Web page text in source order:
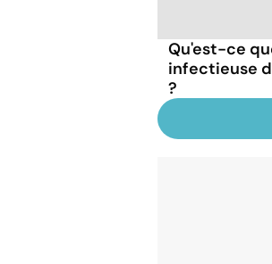
Qu'est-ce
infectieuse
?